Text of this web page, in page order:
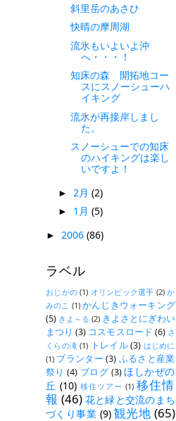
斜里岳のあさひ
快晴の摩周湖
流氷もいよいよ沖
へ・・・！
知床の森 開拓地コー
スにスノーシューハ
イキング
流氷が再接岸しまし
た。
スノーシューでの知床
のハイキングは楽し
いですよ！
► 2月 (2)
► 1月 (5)
► 2006 (86)
ラベル
おじかの (1) オリンピック選手 (2) か
みのこ (1) かんじきウォーキング
(5) きよ～る (2) きよさとにぎわい
まつり (3) コスモスロード (6) さ
くらの滝 (1) トレイル(3) はじめに
(1) プランター (3) ふるさと産業
祭り (4) ブログ (3) ほしかぜの
丘 (10) 移住ツアー (1) 移住情
報 (46) 花と緑と交流のまち
づくり事業 (9) 観光地 (65)